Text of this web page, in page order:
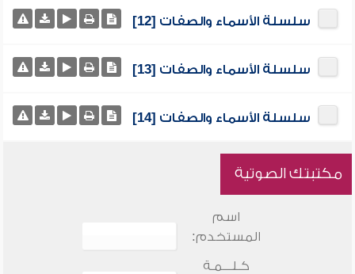
سلسلة الأسماء والصفات [12]
سلسلة الأسماء والصفات [13]
سلسلة الأسماء والصفات [14]
مكتبتك الصوتية
اسم
المستخدم:
كـلـــمـة